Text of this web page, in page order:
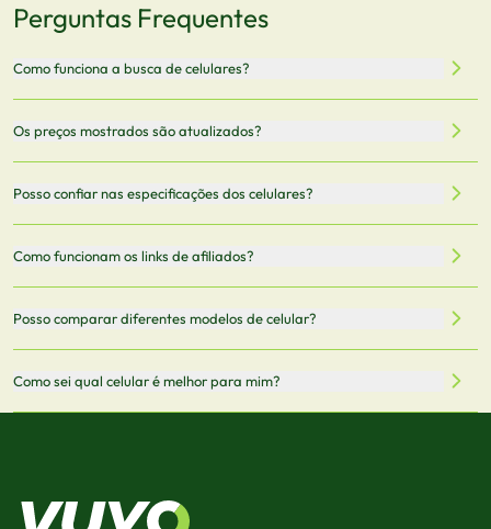
Perguntas Frequentes
Como funciona a busca de celulares?
armazenamento, memória RAM, bateria e conectividade
5G.
Os preços mostrados são atualizados?
vendedor antes de finalizar sua compra.
Posso confiar nas especificações dos celulares?
informações mais recentes de cada modelo.
Como funcionam os links de afiliados?
comissão sem custo adicional para você.
Posso comparar diferentes modelos de celular?
Sim! Você pode selecionar até 3 celulares para comparar
Como sei qual celular é melhor para mim?
processador e bateria são essenciais. Use nossos filtros